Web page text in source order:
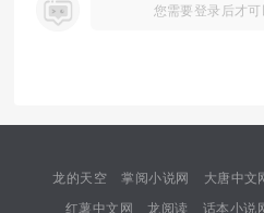
您需要登录后才
龙的天空 掌阅小说网 大唐中文
红薯中文网
龙阅读 话本小说